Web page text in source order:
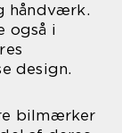
håndværk.
også i
design.
bilmærker